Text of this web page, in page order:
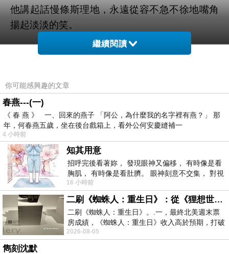
他講起話慢條斯理地，永遠從容不急不徐地嘴角
揚起淡淡的笑。
為了一個謊話，一轉身卻成了個斯文敗類、道貌
真的是何苦來哉！
我想，這一群沉溺在權力裡的人們，早就忘記什
麼叫做誠實。
完全忘記了只有誠實的態度，才能贏得人們真正
的尊敬。
因為他們的所有財富和名聲地位，全是由一個個
的謊話所騙來的。
毛澤東說過：謊話說一百次、一千次、一萬次，
謊話就會變成真的。
說謊的最高境界，就是謊話說到連自己都相信。
繼續閱讀
你可能感興趣的文章
春燕---(一)
《 春 燕 》 一、回來的燕子 「阿公，為什麼我的名字裡有燕？」 那
年，何春燕五歲，坐在後台戲箱上，看外公何安慶縫補一
4 小時前
知其用意
招呼完後看著妳， 發現眼神又偏移， 有時像是看
胸肌， 有時像是看肚臍。 眼神刻意不交集， 對視
視線不對齊， 讓我很難不
16 小時前
二刷《蜘蛛人：重生日》：從《狸想世界》到《怪奇物語》
二刷《蜘蛛人：重生日》。.一，最終北美週末票
房成績，《蜘蛛人：重生日》收入高於預期，打破
《復仇者聯盟：終局之戰》記錄，成為
2026-08-05
雋刻沈默